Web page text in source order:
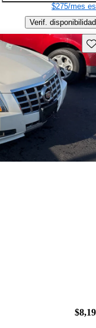
$275/mes
Verif. disponibilidad